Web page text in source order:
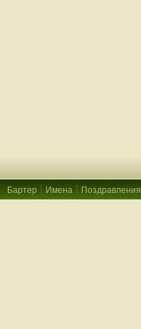
Бартер Имена Поздравления